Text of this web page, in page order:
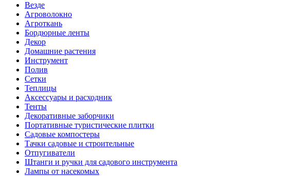
Везде
Агроволокно
Агроткань
Бордюрные ленты
Декор
Домашние растения
Инструмент
Полив
Сетки
Теплицы
Аксессуары и расходник
Тенты
Декоративные заборчики
Портативные туристические плитки
Садовые компостеры
Тачки садовые и строительные
Отпугиватели
Штанги и ручки для садового инструмента
Лампы от насекомых